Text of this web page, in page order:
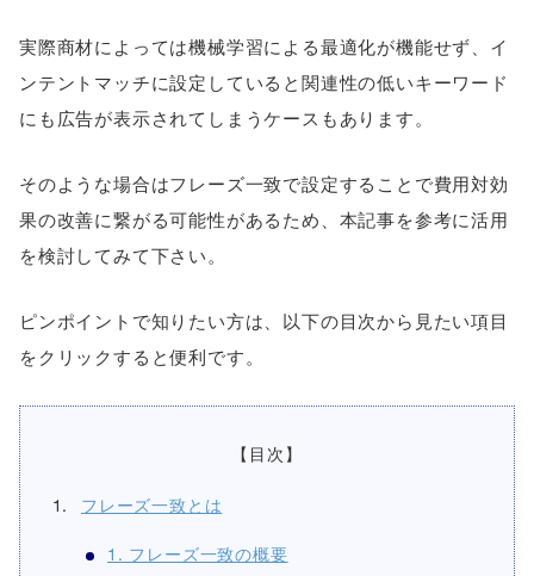
実際商材によっては機械学習による最適化が機能せず、イ
ンテントマッチに設定していると関連性の低いキーワード
にも広告が表示されてしまうケースもあります。
そのような場合はフレーズ一致で設定することで費用対効
果の改善に繋がる可能性があるため、本記事を参考に活用
を検討してみて下さい。
ピンポイントで知りたい方は、以下の目次から見たい項目
をクリックすると便利です。
【目次】
フレーズ一致とは
1. フレーズ一致の概要